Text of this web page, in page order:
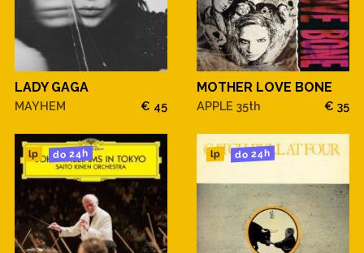
LADY GAGA
MAYHEM € 45
MOTHER LOVE BONE
APPLE 35th € 35
lp do 24h lp do 24h